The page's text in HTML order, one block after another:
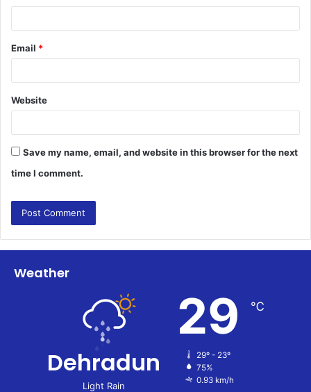
Email *
Website
Save my name, email, and website in this browser for the next
time I comment.
Weather
Dehradun
Light Rain
29 ℃
29º - 23º
75%
0.93 km/h